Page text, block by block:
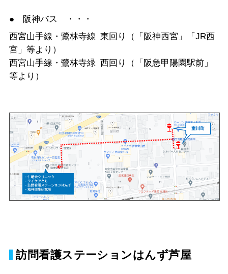
● 阪神バス ・・・
西宮山手線・鷺林寺線 東回り（「阪神西宮」「JR西
宮」等より）
西宮山手線・鷺林寺緑 西回り（「阪急甲陽園駅前」
等より）
訪問看護ステーションはんず芦屋